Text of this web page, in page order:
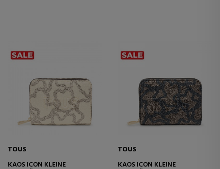
TOUS
KAOS ICON KLEINE
TOUS
KAOS ICON KLEINE